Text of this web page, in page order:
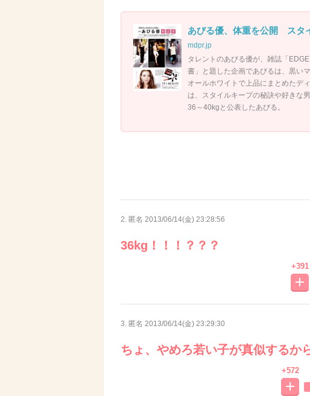
あびる優、体重を公開 スタ
mdpr.jp
タレントのあびる優が、雑誌「
書」と題した企画であびるは、黒い
オールホワイトで上品にまとめたデ
は、スタイルキープの秘訣や好きな
36～40kgと公表したあびる。
2. 匿名 2013/06/14(金) 23:28:56
36kg！！！？？？
+391
3. 匿名 2013/06/14(金) 23:29:30
ちょ、やめろ若い子が真似するか
+572